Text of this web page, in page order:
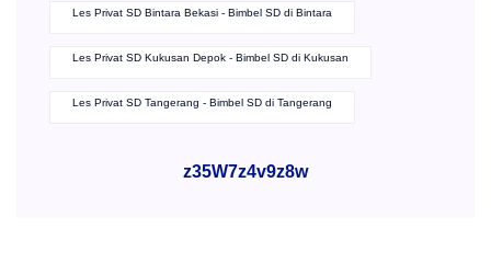
Les Privat SD Bintara Bekasi - Bimbel SD di Bintara
Les Privat SD Kukusan Depok - Bimbel SD di Kukusan
Les Privat SD Tangerang - Bimbel SD di Tangerang
z35W7z4v9z8w